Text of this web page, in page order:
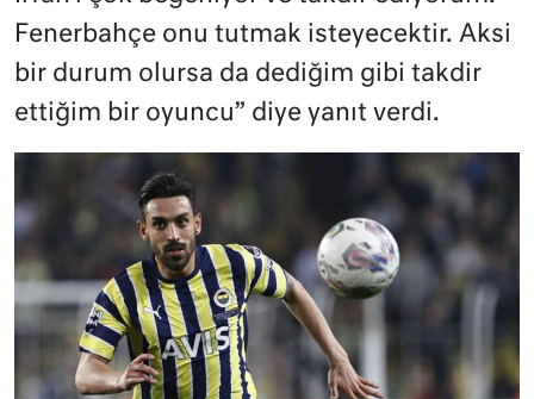
Fenerbahçe onu tutmak isteyecektir. Aksi
bir durum olursa da dediğim gibi takdir
ettiğim bir oyuncu” diye yanıt verdi.